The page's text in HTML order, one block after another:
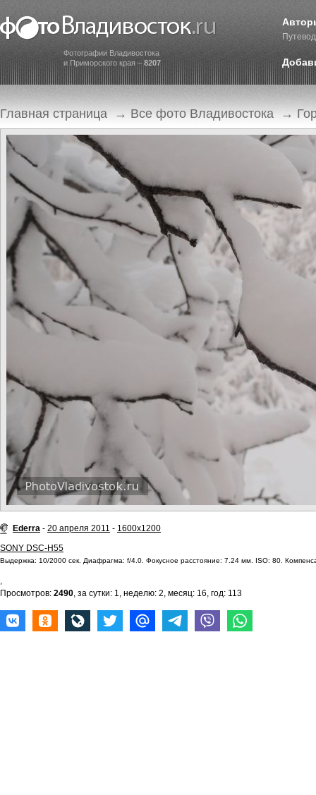
Фотографии Владивостока
и Приморского края – 8207
Главная страница → Все фото Владивостока →
Ederra - 20 апреля 2011 - 1600x1200
SONY DSC-H55
Выдержка: 10/2000 сек. Диафрагма: f/4.0. Фокусное расстояние: 7.24 мм. ISO: 80.
,
Просмотров: 2490, за сутки: 1, неделю: 2, месяц: 16, год: 113